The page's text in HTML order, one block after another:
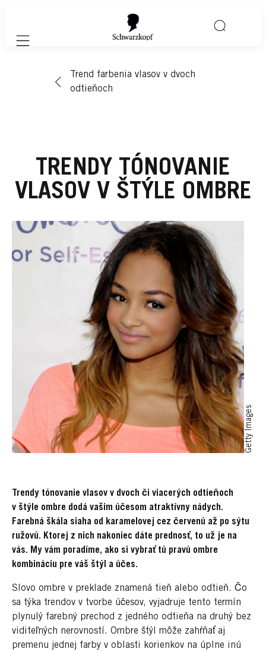
Mobile navigation
Trend farbenia vlasov v dvoch
odtieňoch
TRENDY TÓNOVANIE
VLASOV V ŠTÝLE OMBRE
Getty Images
Trendy tónovanie vlasov v dvoch či viacerých odtieňoch
v štýle ombre dodá vašim účesom atraktívny nádych.
Farebná škála siaha od karamelovej cez červenú až po sýtu
ružovú. Ktorej z nich nakoniec dáte prednosť, to už je na
vás. My vám poradíme, ako si vybrať tú pravú ombre
kombináciu pre váš štýl a účes.
Slovo ombre v preklade znamená tieň alebo odtieň. Čo
sa týka trendov v tvorbe účesov, vyjadruje tento termín
plynulý farebný prechod z jedného odtieňa na druhý bez
viditeľných nerovností. Ombre štýl môže zahŕňať aj
premenu jednej farby v oblasti korienkov na úplne inú